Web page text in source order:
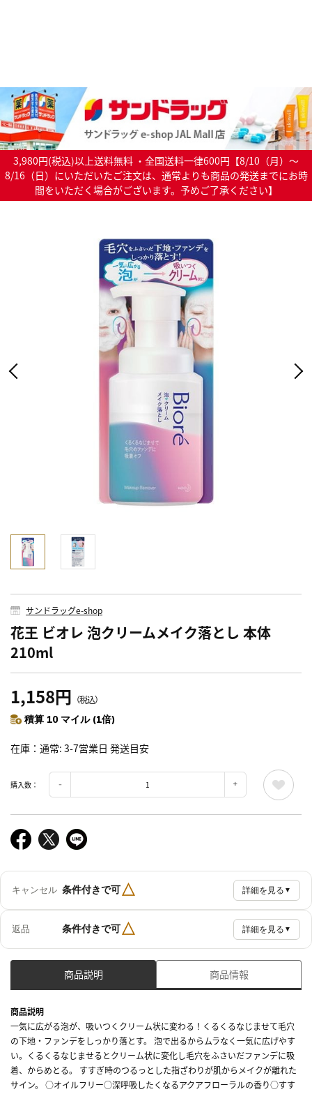
3,980円(税込)以上送料無料 ・全国送料一律600円【8/10（月）～
8/16（日）にいただいたご注文は、通常よりも商品の発送までにお時
間をいただく場合がございます。予めご了承ください】
サンドラッグe-shop
花王 ビオレ 泡クリームメイク落とし 本体
210ml
1,158円 （税込）
積算 10 マイル (1倍)
在庫 通常: 3-7営業日 発送目安
購入数：
キャンセル 条件付きで可△ 詳細を見る ▼
返品 条件付きで可△ 詳細を見る ▼
商品説明 商品情報
商品説明
一気に広がる泡が、吸いつくクリーム状に変わる！くるくるなじませて毛穴
の下地・ファンデをしっかり落とす。 泡で出るからムラなく一気に広げやす
い。くるくるなじませるとクリーム状に変化し毛穴をふさいだファンデに吸
着、からめとる。 すすぎ時のつるっとした指ざわりが肌からメイクが離れた
サイン。 ○オイルフリー○深呼吸したくなるアクアフローラルの香り○すす